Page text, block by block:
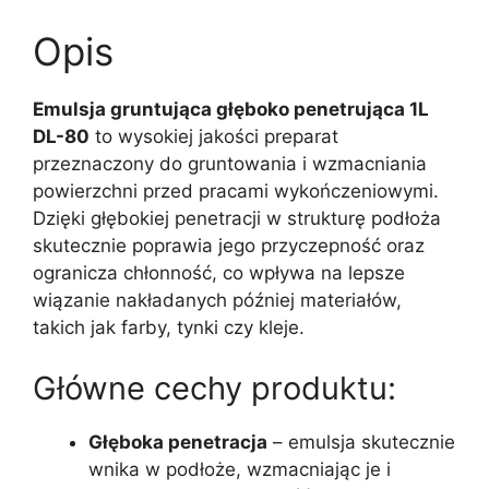
Opis
Emulsja gruntująca głęboko penetrująca 1L
DL-80 to wysokiej jakości preparat
przeznaczony do gruntowania i wzmacniania
powierzchni przed pracami wykończeniowymi.
Dzięki głębokiej penetracji w strukturę podłoża
skutecznie poprawia jego przyczepność oraz
ogranicza chłonność, co wpływa na lepsze
wiązanie nakładanych później materiałów,
takich jak farby, tynki czy kleje.
Główne cechy produktu:
Głęboka penetracja – emulsja skutecznie
wnika w podłoże, wzmacniając je i